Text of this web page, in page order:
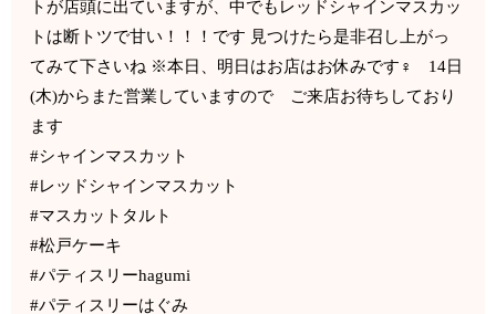
トが店頭に出ていますが、中でもレッドシャインマスカッ
トは断トツで甘い！！！です 見つけたら是非召し上がっ
てみて下さいね ※本日、明日はお店はお休みです‍♀️ 14日
(木)からまた営業していますので ご来店お待ちしており
ます
#シャインマスカット
#レッドシャインマスカット
#マスカットタルト
#松戸ケーキ
#パティスリーhagumi
#パティスリーはぐみ